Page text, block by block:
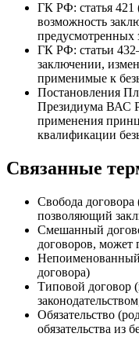
ГК РФ: статья 421
возможность
предусмотренных
ГК РФ: статьи
заключении,
применимые к
Постановления
Президиума ВАС
применения
квалификации
Связанные
Свобода
позволяющий
Смешанный
договоров, может
договора)
Типовой договор
Обязательство
обязательства из